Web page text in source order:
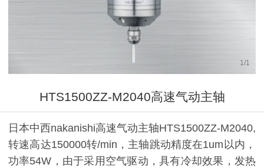
1 /1
HTS1500ZZ-M2040高速气动主轴
日本中西nakanishi高速气动主轴HTS1500ZZ-M2040,
转速高达150000转/min，主轴跳动精度在1um以内，
功率54W，由于采用空气驱动，具有冷却效果，发热